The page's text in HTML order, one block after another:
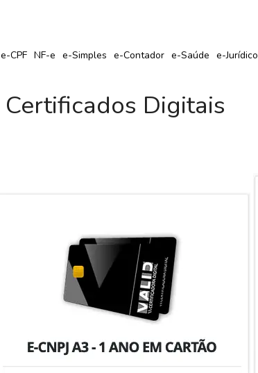
e-CPF NF-e e-Simples e-Contador e-Saúde e-Jurídico
Certificados Digitais